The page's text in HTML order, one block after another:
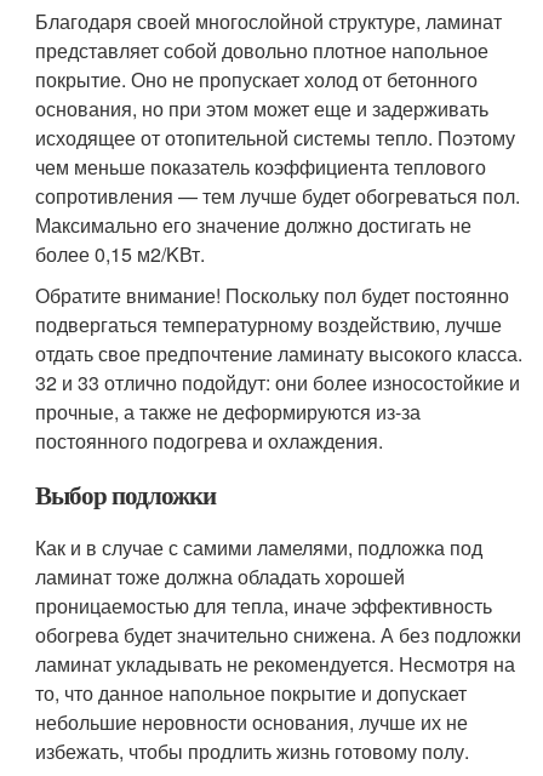
Благодаря своей многослойной структуре, ламинат
представляет собой довольно плотное напольное
покрытие. Оно не пропускает холод от бетонного
основания, но при этом может еще и задерживать
исходящее от отопительной системы тепло. Поэтому
чем меньше показатель коэффициента теплового
сопротивления — тем лучше будет обогреваться пол.
Максимально его значение должно достигать не
более 0,15 м2/KВт.
Обратите внимание! Поскольку пол будет постоянно
подвергаться температурному воздействию, лучше
отдать свое предпочтение ламинату высокого класса.
32 и 33 отлично подойдут: они более износостойкие и
прочные, а также не деформируются из-за
постоянного подогрева и охлаждения.
Выбор подложки
Как и в случае с самими ламелями, подложка под
ламинат тоже должна обладать хорошей
проницаемостью для тепла, иначе эффективность
обогрева будет значительно снижена. А без подложки
ламинат укладывать не рекомендуется. Несмотря на
то, что данное напольное покрытие и допускает
небольшие неровности основания, лучше их не
избежать, чтобы продлить жизнь готовому полу.